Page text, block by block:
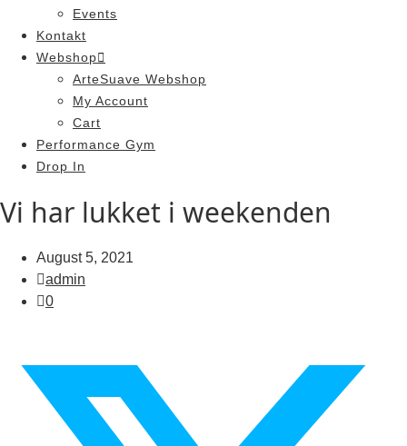
Events
Kontakt
Webshop
ArteSuave Webshop
My Account
Cart
Performance Gym
Drop In
Vi har lukket i weekenden
August 5, 2021
admin
0